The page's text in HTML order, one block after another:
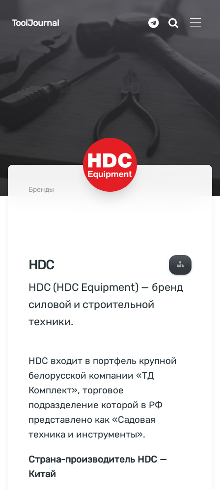
ToolJournal
Бренды
HDC
HDC (HDC Equipment) — бренд
силовой и строительной
техники.
HDC входит в портфель крупной
белорусской компании «ТД
Комплект», торговое
подразделение которой в РФ
представлено как «Садовая
техника и инструменты».
Страна-производитель HDC —
Китай